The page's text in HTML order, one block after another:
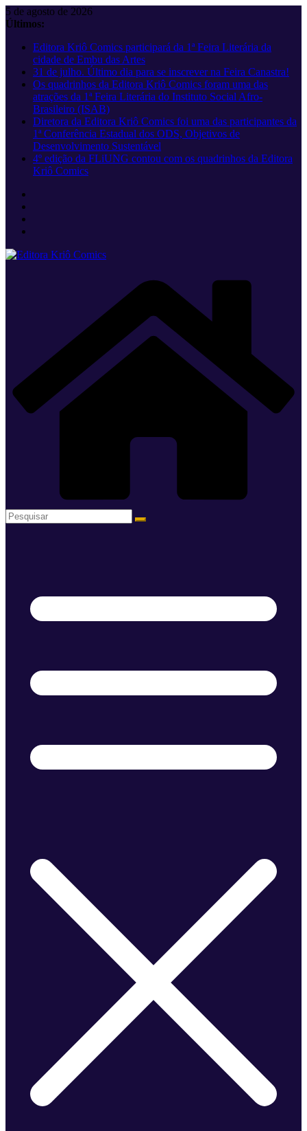
Pular
para
conteúdo
5 de agosto de 2026
Últimos:
Editora Kriô Comics participará da 1ª Feira Literária da
cidade de Embu das Artes
31 de julho. Último dia para se inscrever na Feira Canastra!
Os quadrinhos da Editora Kriô Comics foram uma das
atrações da 1ª Feira Literária do Instituto Social Afro-
Brasileiro (ISAB)
Diretora da Editora Kriô Comics foi uma das participantes da
1ª Conferência Estadual dos ODS, Objetivos de
Desenvolvimento Sustentável
4º edição da FLiUNG contou com os quadrinhos da Editora
Kriô Comics